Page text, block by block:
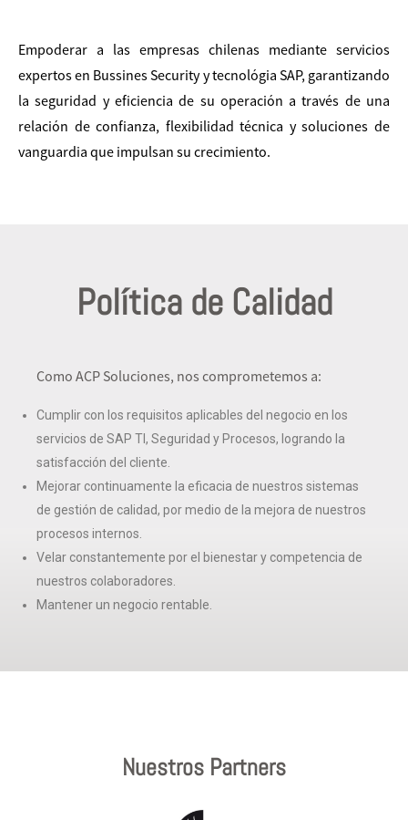
Empoderar a las empresas chilenas mediante servicios
expertos en Bussines Security y tecnológia SAP, garantizando
la seguridad y eficiencia de su operación a través de una
relación de confianza, flexibilidad técnica y soluciones de
vanguardia que impulsan su crecimiento.
Política de Calidad
Como ACP Soluciones, nos comprometemos a:
Cumplir con los requisitos aplicables del negocio en los
servicios de SAP TI, Seguridad y Procesos, logrando la
satisfacción del cliente.
Mejorar continuamente la eficacia de nuestros sistemas
de gestión de calidad, por medio de la mejora de nuestros
procesos internos.
Velar constantemente por el bienestar y competencia de
nuestros colaboradores.
Mantener un negocio rentable.
Nuestros Partners